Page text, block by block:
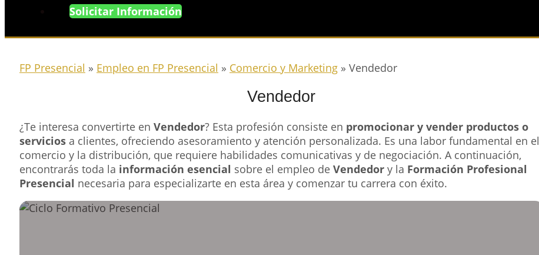
Solicitar Información
FP Presencial » Empleo en FP Presencial » Comercio y Marketing » Vendedor
Vendedor
¿Te interesa convertirte en Vendedor? Esta profesión consiste en promocionar y vender productos o
servicios a clientes, ofreciendo asesoramiento y atención personalizada. Es una labor fundamental en el
comercio y la distribución, que requiere habilidades comunicativas y de negociación. A continuación,
encontrarás toda la información esencial sobre el empleo de Vendedor y la Formación Profesional
Presencial necesaria para especializarte en esta área y comenzar tu carrera con éxito.